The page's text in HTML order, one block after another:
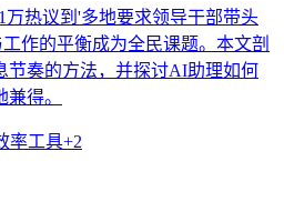
万热议到'多地要求领导干部带头
作的平衡成为全民课题。本文剖
节奏的方法，并探讨AI助理如何
得。
率工具+2